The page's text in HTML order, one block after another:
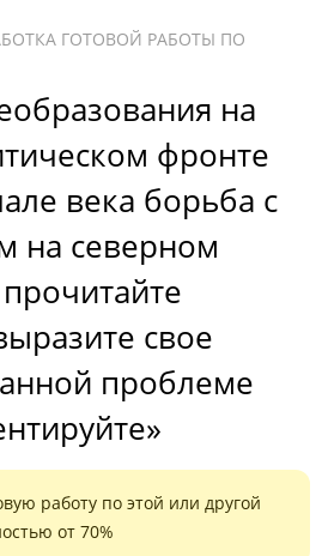
ГОТОВОЙ РАБОТЫ ПО
на
фронте
века борьба с
на северном
свое
проблеме
работу по этой или другой
от 70%